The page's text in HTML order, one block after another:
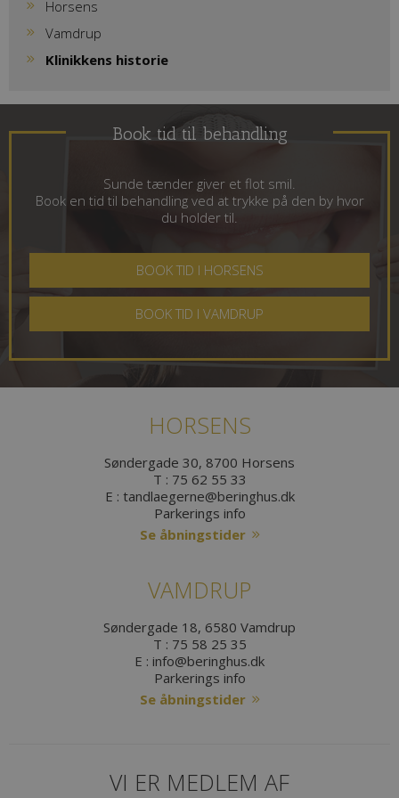
Horsens
Vamdrup
Klinikkens historie
Book tid til behandling
Sunde tænder giver et flot smil.
Book en tid til behandling ved at trykke på den by hvor
du holder til.
BOOK TID I HORSENS
BOOK TID I VAMDRUP
HORSENS
Søndergade 30, 8700 Horsens
T : 75 62 55 33
E : tandlaegerne@beringhus.dk
Parkerings info
Se åbningstider
VAMDRUP
Søndergade 18, 6580 Vamdrup
T : 75 58 25 35
E : info@beringhus.dk
Parkerings info
Se åbningstider
VI ER MEDLEM AF